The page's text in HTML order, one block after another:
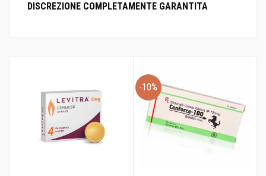
DISCREZIONE COMPLETAMENTE GARANTITA
-10%